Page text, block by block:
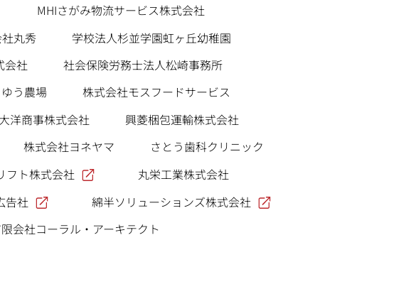
MHIさがみ物流サービス株式会社
丸秀
学校法人杉並学園虹ヶ丘幼稚園
会社
社会保険労務士法人松崎事務所
う農場
株式会社モスフードサービス
大洋商事株式会社
興菱梱包運輸株式会社
株式会社ヨネヤマ
さとう歯科クリニック
フト株式会社
丸栄工業株式会社
告社
綿半ソリューションズ株式会社
会社コーラル・アーキテクト